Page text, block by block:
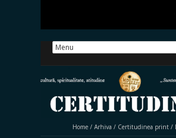
Home / Arhiva / Certitudinea print /